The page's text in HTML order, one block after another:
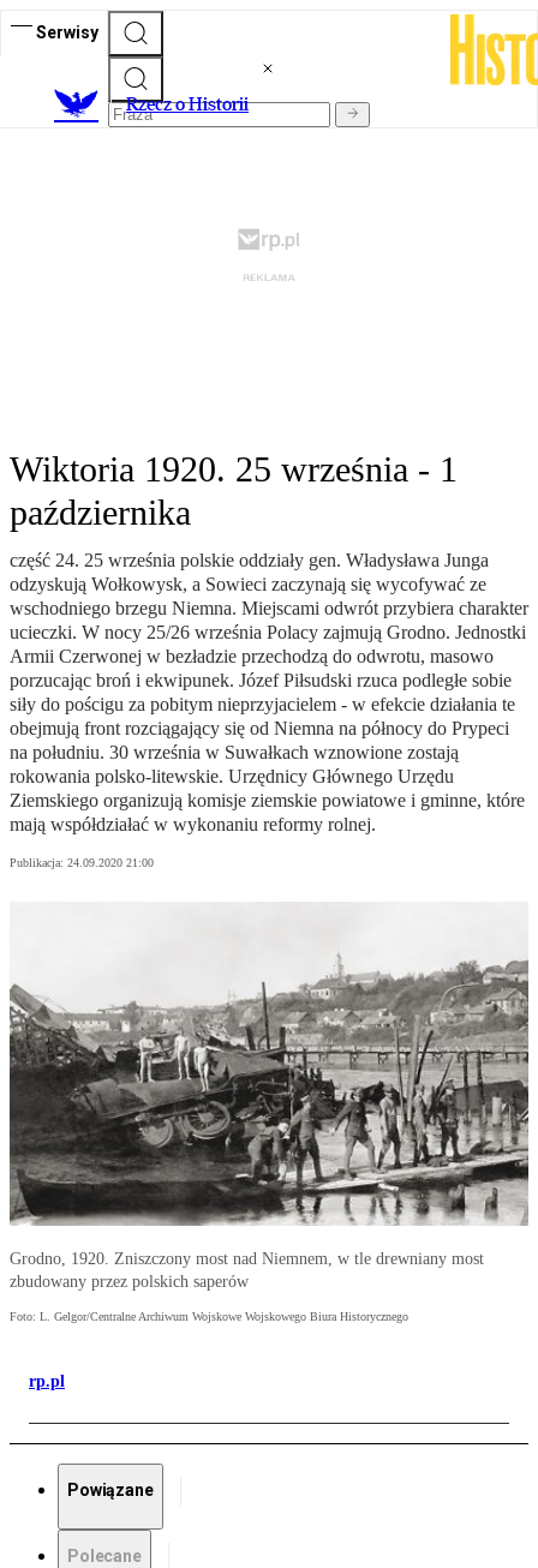
Serwisy
Rzecz o Historii
Wiktoria 1920. 25 września - 1
października
część 24. 25 września polskie oddziały gen. Władysława Junga
odzyskują Wołkowysk, a Sowieci zaczynają się wycofywać ze
wschodniego brzegu Niemna. Miejscami odwrót przybiera charakter
ucieczki. W nocy 25/26 września Polacy zajmują Grodno. Jednostki
Armii Czerwonej w bezładzie przechodzą do odwrotu, masowo
porzucając broń i ekwipunek. Józef Piłsudski rzuca podległe sobie
siły do pościgu za pobitym nieprzyjacielem - w efekcie działania te
obejmują front rozciągający się od Niemna na północy do Prypeci
na południu. 30 września w Suwałkach wznowione zostają
rokowania polsko-litewskie. Urzędnicy Głównego Urzędu
Ziemskiego organizują komisje ziemskie powiatowe i gminne, które
mają współdziałać w wykonaniu reformy rolnej.
Publikacja: 24.09.2020 21:00
Grodno, 1920. Zniszczony most nad Niemnem, w tle drewniany most
zbudowany przez polskich saperów
Foto: L. Gelgor/Centralne Archiwum Wojskowe Wojskowego Biura Historycznego
rp.pl
Powiązane
Polecane